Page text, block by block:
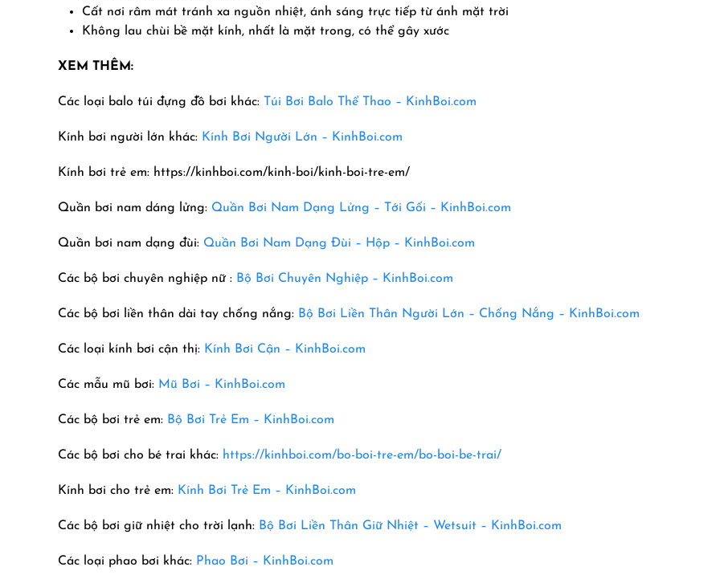
Cất nơi râm mát tránh xa nguồn nhiệt, ánh sáng trực tiếp từ ánh mặt trời
Không lau chùi bề mặt kính, nhất là mặt trong, có thể gây xước
XEM THÊM:
Các loại balo túi đựng đồ bơi khác: Túi Bơi Balo Thể Thao – KinhBoi.com
Kính bơi người lớn khác: Kính Bơi Người Lớn – KinhBoi.com
Kính bơi trẻ em: https://kinhboi.com/kinh-boi/kinh-boi-tre-em/
Quần bơi nam dáng lửng: Quần Bơi Nam Dạng Lửng – Tới Gối – KinhBoi.com
Quần bơi nam dạng đùi: Quần Bơi Nam Dạng Đùi – Hộp – KinhBoi.com
Các bộ bơi chuyên nghiệp nữ : Bộ Bơi Chuyên Nghiệp – KinhBoi.com
Các bộ bơi liền thân dài tay chống nắng: Bộ Bơi Liền Thân Người Lớn – Chống Nắng – KinhBoi.com
Các loại kính bơi cận thị: Kính Bơi Cận – KinhBoi.com
Các mẫu mũ bơi: Mũ Bơi – KinhBoi.com
Các bộ bơi trẻ em: Bộ Bơi Trẻ Em – KinhBoi.com
Các bộ bơi cho bé trai khác: https://kinhboi.com/bo-boi-tre-em/bo-boi-be-trai/
Kính bơi cho trẻ em: Kính Bơi Trẻ Em – KinhBoi.com
Các bộ bơi giữ nhiệt cho trời lạnh: Bộ Bơi Liền Thân Giữ Nhiệt – Wetsuit – KinhBoi.com
Các loại phao bơi khác: Phao Bơi – KinhBoi.com